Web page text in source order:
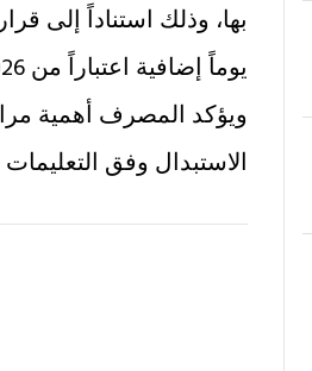
بها، وذلك استناداً إلى
يوماً إضافية اعتباراً من 01/07/2026.
ويؤكد المصرف أهمية
الاستبدال وفق